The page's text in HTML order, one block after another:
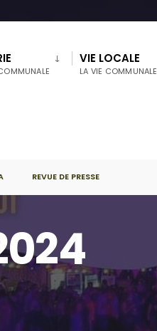
VIE LOCALE
LA VIE COMMUNALE
REVUE DE PRESSE